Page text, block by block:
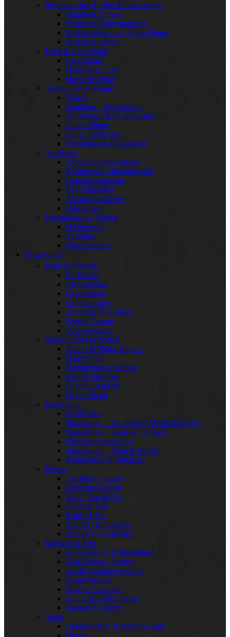
Strikhandsker, Luffer & Pulsvarmere
Håndledsvarmere
Strikkede Fingerhandsker
Strikhandsker med Korte Fingre
Strikkede Luffer
Huer & Pandebånd
Pandebånd
Huer Uden Foer
Huer Med Foer
Tasker, Net & Punge
Tasker
Bumbags – Bæltetasker
Toilettasker & Projekttasker
Læder Punge
Punge Filt & Stof
Rygsække & Indkøbsnet
Tørklæder
Aflange Silketørklæder
Kvadratiske Silketørklæder
Bomuldstørklæder
Uld Tørklæder
Alpaka Tørklæder
Halsedisser
Hjemmesko & Sokker
Hjemmesko
Strømper
Uldne Sokker
Brugskunst
Pænt & Praktisk
Forklæder
Viskestykker
Grydelapper
Grillhandsker
Servietter & Holdere
Nyttigt Design
Vaser & stager
Smukt, Sjovt & Nyttigt
Velour & Nikke Figurer
Hæfter mm.
Bogmærker af Karton
Kort & Postkort
Pynt til Ophæng
Dyr af Metal
Designting
Modelbiler
Nøgleringe – Kærlighed, Musik & Engle
Nøgleringe – Sport & Fart m.fl.
Nøgleringe med Dyr
Nøgleringe – Pippi & Mumi
Bogmærker & Magneter
Figurer
Jim Shore Figurer
More than Words
Får af Træ & Uld
Fugle af Træ
Katte af Træ
Træ Dyr fra Skoven
Træ Dyr – Eksotiske
Måltider & Leg
Madkasser & Drikkedunke
Elsa Beskow Service
Astrid Lindgren Service
Mumi Service
Service Porcelæn
Spil til Børn & Voksne
Bamser & Tøjdyr
Tema
Blomster Bier & Sommerfugle
Hunde